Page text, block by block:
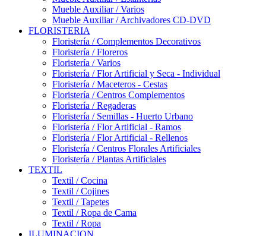
Mueble Auxiliar / Varios
Mueble Auxiliar / Archivadores CD-DVD
FLORISTERIA
Floristería / Complementos Decorativos
Floristería / Floreros
Floristería / Varios
Floristería / Flor Artificial y Seca - Individual
Floristería / Maceteros - Cestas
Floristería / Centros Complementos
Floristería / Regaderas
Floristería / Semillas - Huerto Urbano
Floristería / Flor Artificial - Ramos
Floristería / Flor Artificial - Rellenos
Floristería / Centros Florales Artificiales
Floristería / Plantas Artificiales
TEXTIL
Textil / Cocina
Textil / Cojines
Textil / Tapetes
Textil / Ropa de Cama
Textil / Ropa
ILUMINACION